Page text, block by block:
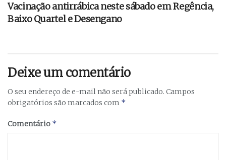
Vacinação antirrábica neste sábado em Regência,
Baixo Quartel e Desengano
Deixe um comentário
O seu endereço de e-mail não será publicado. Campos
obrigatórios são marcados com *
Comentário *